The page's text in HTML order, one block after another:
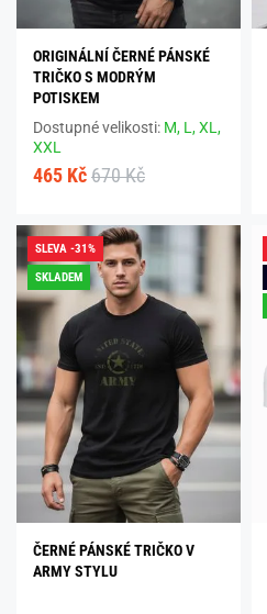
ORIGINÁLNÍ ČERNÉ PÁNSKÉ
TRIČKO S MODRÝM
POTISKEM
Dostupné velikosti: M, L,XL,
XXL
465 Kč 670 Kč
SLEVA -31%
SKLADEM
ČERNÉ PÁNSKÉ TRIČKO V
ARMY STYLU